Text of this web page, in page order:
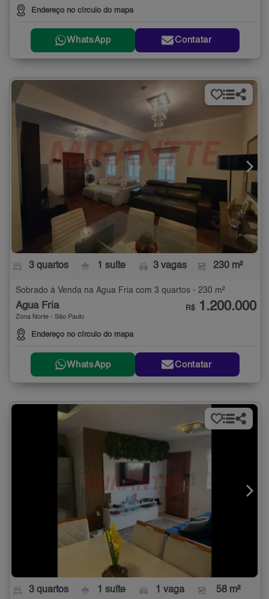
Endereço no círculo do mapa
WhatsApp Contatar
3 quartos 1 suíte 3 vagas 230 m²
Sobrado à Venda na Água Fria com 3 quartos - 230 m²
Água Fria
Zona Norte - São Paulo
Endereço no círculo do mapa
R$ 1.200.000
WhatsApp Contatar
3 quartos 1 suíte 1 vaga 58 m²